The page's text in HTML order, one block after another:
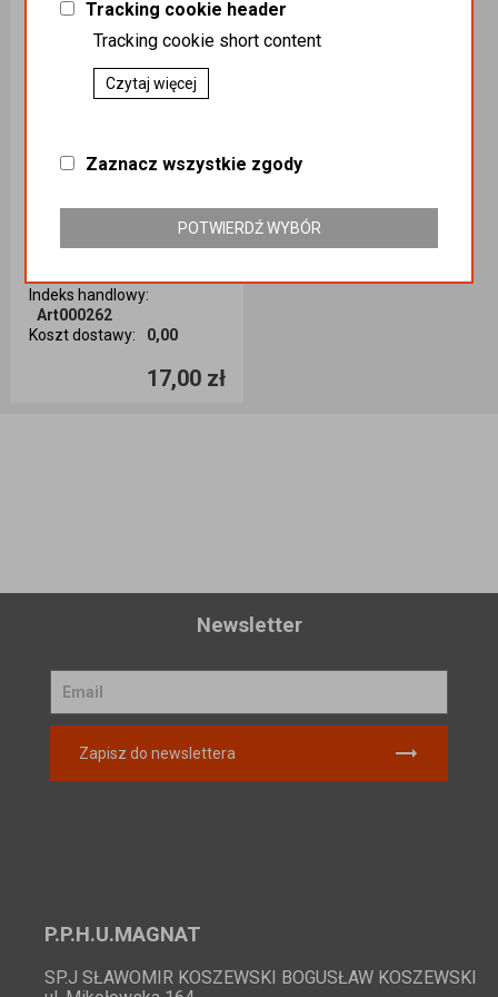
Rękawice nitrylowe A`100 rozmiar XL
Indeks handlowy:
Art000262
Koszt dostawy: 0,00
17,00 zł
Ilość sztuk
Newsletter
Zapisz do newslettera
P.P.H.U.MAGNAT
SP.J SŁAWOMIR KOSZEWSKI BOGUSŁAW KOSZEWSKI
Tracking cookie header
Tracking cookie short content
Czytaj więcej
Zaznacz wszystkie zgody
POTWIERDŹ WYBÓR